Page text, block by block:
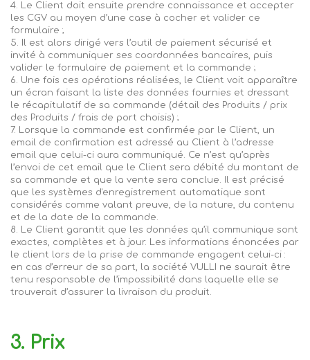
4. Le Client doit ensuite prendre connaissance et accepter
les CGV au moyen d’une case à cocher et valider ce
formulaire ;
5. Il est alors dirigé vers l’outil de paiement sécurisé et
invité à communiquer ses coordonnées bancaires, puis
valider le formulaire de paiement et la commande ;
6. Une fois ces opérations réalisées, le Client voit apparaître
un écran faisant la liste des données fournies et dressant
le récapitulatif de sa commande (détail des Produits / prix
des Produits / frais de port choisis) ;
7. Lorsque la commande est confirmée par le Client, un
email de confirmation est adressé au Client à l’adresse
email que celui-ci aura communiqué. Ce n’est qu’après
l’envoi de cet email que le Client sera débité du montant de
sa commande et que la vente sera conclue. Il est précisé
que les systèmes d'enregistrement automatique sont
considérés comme valant preuve, de la nature, du contenu
et de la date de la commande.
8. Le Client garantit que les données qu’il communique sont
exactes, complètes et à jour. Les informations énoncées par
le client lors de la prise de commande engagent celui-ci :
en cas d’erreur de sa part, la société VULLI ne saurait être
tenu responsable de l’impossibilité dans laquelle elle se
trouverait d’assurer la livraison du produit.
3. Prix